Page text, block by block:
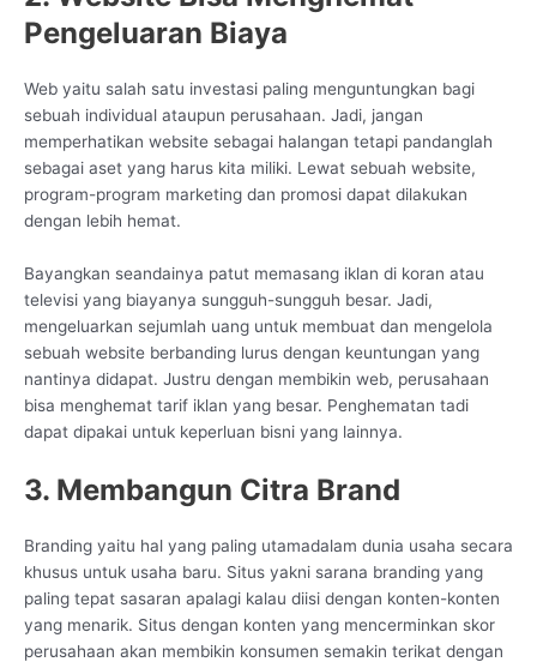
Pengeluaran Biaya
Web yaitu salah satu investasi paling menguntungkan bagi
sebuah individual ataupun perusahaan. Jadi, jangan
memperhatikan website sebagai halangan tetapi pandanglah
sebagai aset yang harus kita miliki. Lewat sebuah website,
program-program marketing dan promosi dapat dilakukan
dengan lebih hemat.
Bayangkan seandainya patut memasang iklan di koran atau
televisi yang biayanya sungguh-sungguh besar. Jadi,
mengeluarkan sejumlah uang untuk membuat dan mengelola
sebuah website berbanding lurus dengan keuntungan yang
nantinya didapat. Justru dengan membikin web, perusahaan
bisa menghemat tarif iklan yang besar. Penghematan tadi
dapat dipakai untuk keperluan bisni yang lainnya.
3. Membangun Citra Brand
Branding yaitu hal yang paling utamadalam dunia usaha secara
khusus untuk usaha baru. Situs yakni sarana branding yang
paling tepat sasaran apalagi kalau diisi dengan konten-konten
yang menarik. Situs dengan konten yang mencerminkan skor
perusahaan akan membikin konsumen semakin terikat dengan